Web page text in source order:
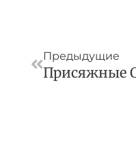
Предыдущие